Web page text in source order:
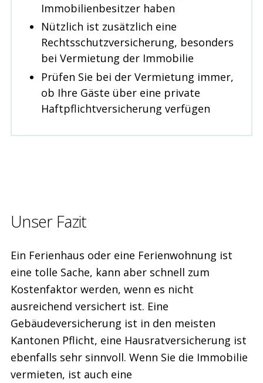
Immobilienbesitzer haben
Nützlich ist zusätzlich eine
Rechtsschutzversicherung, besonders
bei Vermietung der Immobilie
Prüfen Sie bei der Vermietung immer,
ob Ihre Gäste über eine private
Haftpflichtversicherung verfügen
Unser Fazit
Ein Ferienhaus oder eine Ferienwohnung ist
eine tolle Sache, kann aber schnell zum
Kostenfaktor werden, wenn es nicht
ausreichend versichert ist. Eine
Gebäudeversicherung ist in den meisten
Kantonen Pflicht, eine Hausratversicherung ist
ebenfalls sehr sinnvoll. Wenn Sie die Immobilie
vermieten, ist auch eine